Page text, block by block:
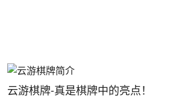
云游棋牌-真是棋牌中的亮点！